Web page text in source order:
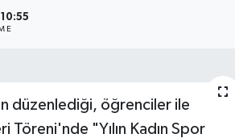
düzenlediği, öğrenciler ile
Töreni'nde "Yılın Kadın Spor